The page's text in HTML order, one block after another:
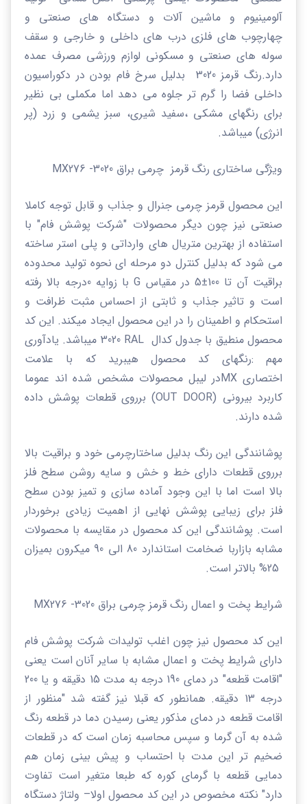
آلومینیوم و ماشین آلات و دستگاه های صنعتی و
چهارچوب های فلزی درب های داخلی و خارجی و سقف
سوله های صنعتی و مسکونی لوازم ورزشی مصرف عمده
دارد.
رنگ قرمز 3020 بدلیل سرخ فام بودن در دکوراسیون
داخلی فضا را گرم تر جلوه می دهد اما مکملی بی نظیر
برای رنگهای مشکی ،سفید شیری، سبز یشمی و زرد (پر
انرژی) میباشد.
ویژگی ساختاری رنگ قرمز چرمی براق 3020-
MX276
این محصول قرمز چرمی جنرال و جذاب و قابل توجه کاملا
صنعتی نیز چون دیگر محصولات "شرکت پوشش فام" با
استفاده از بهترین متریال های وارداتی و پلی استر ساخته
می شود که بدلیل کنترل دو مرحله ای نحوه تولید محدوده
براقیت آن تا 100
±5 در مقیاس G
با زوایه 0درجه بالا رفته
است و تاثیر جذاب و ثابتی از احساس مثبت ظرافت و
استحکام و اطمینان را در این محصول ایجاد میکند. این کد
محصول منطیق با جدول کدال RAL
3020 میباشد. یادآوری
مهم :رنگهای کد محصول هیبرید که با علامت
اختصاری MXدر لیبل محصولات مشخص شده اند عموما
کاربرد بیرونی (OUT DOOR) برروی قطعات پوشش داده
شده دارند.
پوشانندگی این رنگ بدلیل ساختارچرمی خود و براقیت بالا
برروی قطعات دارای خط و خش و سایه روشن سطح فلز
بالا است اما با این وجود آماده سازی و تمیز بودن سطح
فلز برای زیبایی پوشش نهایی از اهمیت زیادی برخوردار
است. پوشانندگی این کد محصول در مقایسه با محصولات
مشابه بازاربا ضخامت استاندارد 80 الی 90 میکرون بمیزان
شرایط پخت و اعمال رنگ قرمز چرمی براق 3020-
MX276
این کد محصول نیز چون اغلب تولیدات شرکت پوشش فام
دارای شرایط پخت و اعمال مشابه با سایر آنان است یعنی
"اقامت قطعه" در دمای 190 درجه به مدت 15 دقیقه و یا 200
درجه 13 دقیقه. همانطور که قبلا نیز گفته شد "
منظور از
اقامت قطعه در دمای مذکور یعنی رسیدن دما در قطعه رنگ
شده به آن گرما و سپس محاسبه زمان است که در قطعات
ضخیم تر این مدت با احتساب و پیش بینی زمان هم
دمایی قطعه با گرمای کوره که طبعا متغیر است تفاوت
دارد" نکته مخصوص در این کد محصول اولا– ولتاژ دستگاه